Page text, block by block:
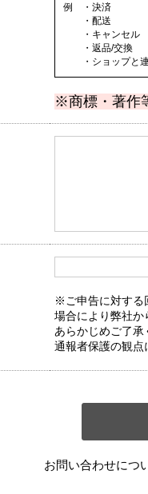
例 ・決済
・配送
・キャンセル
・返品/交換
・ショップと連
※商標・著作
※ご申告に対する
場合により弊社か
あらかじめご了承
通報者保護の観点
お問い合わせにつ